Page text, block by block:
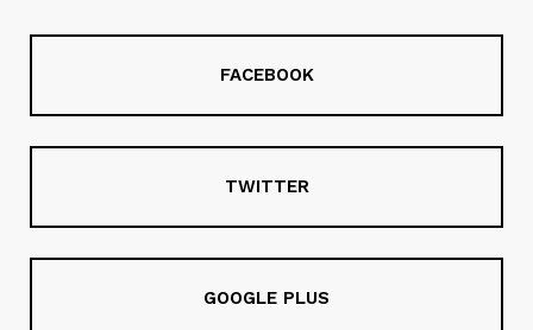
FACEBOOK
TWITTER
GOOGLE PLUS